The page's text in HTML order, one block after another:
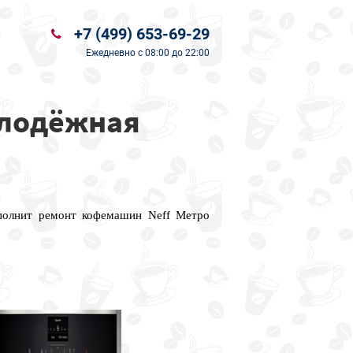
+7 (499) 653-69-29
Ежедневно с 08:00 до 22:00
ремонт кофемашин Neff Метро